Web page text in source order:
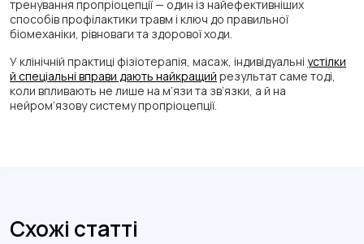
тренування пропріоцепції — один із найефективніших
способів профілактики травм і ключ до правильної
біомеханіки, рівноваги та здорової ходи.
У клінічній практиці фізіотерапія, масаж, індивідуальні устілки
й спеціальні вправи дають найкращий результат саме тоді,
коли впливають не лише на м’язи та зв’язки, а й на
нейром’язову систему пропріоцепції.
Схожі статті